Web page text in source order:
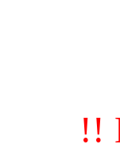
!!